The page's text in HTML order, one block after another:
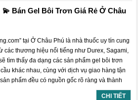
💫 Bán Gel Bôi Trơn Giá Rẻ Ở Châu
tại Ở Châu Phú là nhà thuốc uy tín cung
các thương hiệu nổi tiếng như Durex, Sagami,
tìm thấy đa dạng các sản phẩm gel bôi trơn
khác nhau, cùng với dịch vụ giao hàng tận
phẩm đều có nguồn gốc rõ ràng và thành
CHI TIẾT